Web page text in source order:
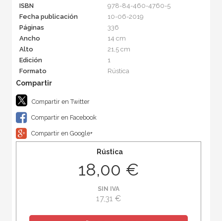
ISBN
978-84-460-4760-5
Fecha publicación
10-06-2019
Páginas
336
Ancho
14 cm
Alto
21,5 cm
Edición
1
Formato
Rústica
Compartir en Twitter
Compartir en Facebook
Compartir en Google+
Rústica
18,00 €
SIN IVA
17,31 €